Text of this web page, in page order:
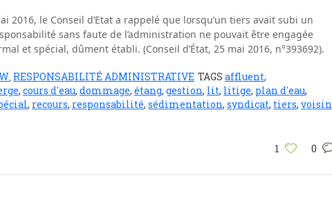
2016, le Conseil d’Etat a rappelé que lorsqu’un tiers avait subi un
sans faute de l’administration ne pouvait être engagée
et spécial, dûment établi. (Conseil d’État, 25 mai 2016, n°393692).
RESPONSABILITÉ ADMINISTRATIVE TAGS affluent,
, cours d'eau, dommage, étang, gestion, lit, litige, plan d'eau,
, recours, responsabilité, sédimentation, syndicat, tiers, voisin
1 0